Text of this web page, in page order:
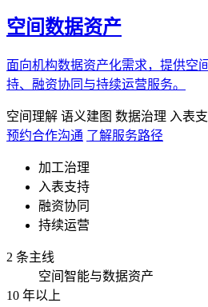
空间数据资产
面向机构数据资产化需求，提供空
持、融资协同与持续运营服务。
空间理解 语义建图 数据治理 入表
预约合作沟通 了解服务路径
加工治理
入表支持
融资协同
持续运营
2 条主线
空间智能与数据资产
10 年以上